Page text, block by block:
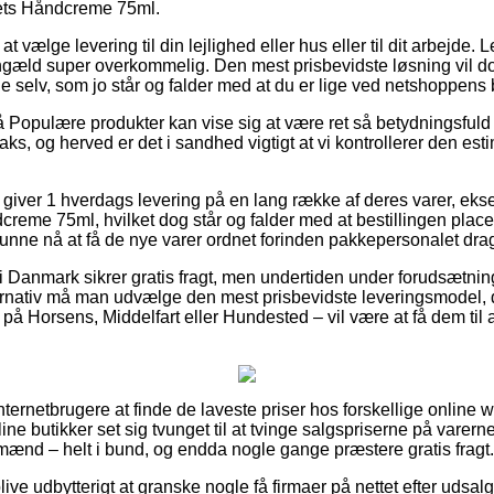
Håndcreme 75ml.
vælge levering til din lejlighed eller hus eller til dit arbejde.
super overkommelig. Den mest prisbevidste løsning vil
selv, som jo står og falder med at du er lige ved
Populære produkter kan vise sig at være ret så
og herved er det i sandhed vigtigt at vi kontrollerer den
1 hverdags levering på en lang række af deres varer,
75ml, hvilket dog står og falder med at bestillingen
nå at få de nye varer ordnet forinden pakkepersonalet
Danmark sikrer gratis fragt, men undertiden under
må man udvælge den mest prisbevidste leveringsmodel,
Horsens, Middelfart eller Hundested – vil være at få dem til
at finde de laveste priser hos forskellige online
butikker set sig tvunget til at tvinge salgspriserne på
– helt i bund, og endda nogle gange præstere gratis fragt.
udbytterigt at granske nogle få firmaer på nettet efter